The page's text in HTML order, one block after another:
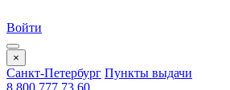
Войти
×
Санкт-Петербург Пункты выдачи
8 800 777 73 60